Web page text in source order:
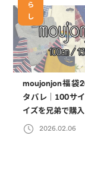
ら
し
moujonjon福袋
タバレ｜100サ
イズを兄弟で購
2026.02.06